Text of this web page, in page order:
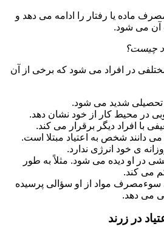
ماده یا رفتار را ادامه می دهد و
آن می شود.
چیست؟
مختلفی در افراد می شود که برخی از آن
تحصیلی شدید می شود.
در محیط کار از خود نشان دهد.
با افراد دیگر برقرار می کند.
دانند شخص به اعتیاد مبتلا است.
ی خود انرژی ندارد.
در او دیده می شود. مثلاً به طور
می کند.
سوءمصرف مواد از او سؤالی پرسیده
می دهد.
در زرند